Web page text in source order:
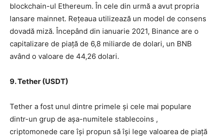
blockchain-ul Ethereum. În cele din urmă a avut propria
lansare mainnet. Rețeaua utilizează un model de consens
dovadă miză. Începând din ianuarie 2021, Binance are o
capitalizare de piață de 6,8 miliarde de dolari, un BNB
având o valoare de 44,26 dolari.
9. Tether (USDT)
Tether a fost unul dintre primele și cele mai populare
dintr-un grup de așa-numitele stablecoins ,
criptomonede care își propun să își lege valoarea de piață